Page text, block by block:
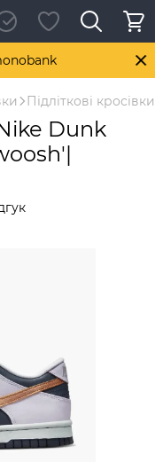
Підліткові
Dunk